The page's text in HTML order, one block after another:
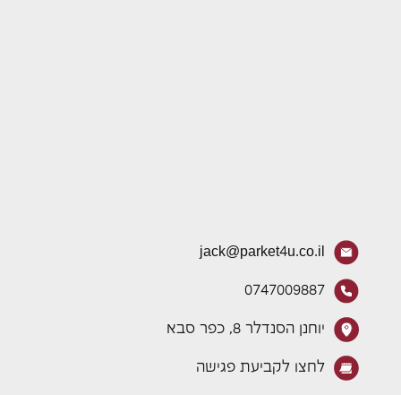
jack@parket4u.co.il
0747009887
יוחנן הסנדלר 8, כפר סבא
לחצו לקביעת פגישה